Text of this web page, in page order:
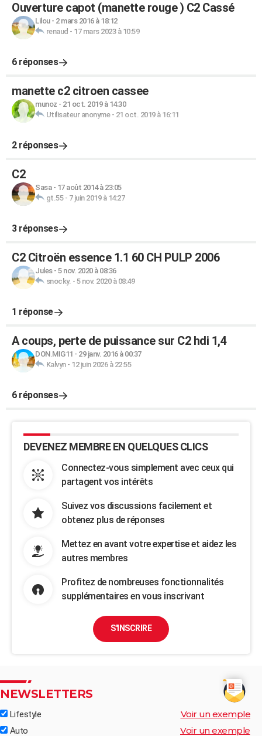
Ouverture capot (manette rouge ) C2 Cassé
Lilou- 2 mars 2016 à 18:12
renaud - 17 mars 2023 à 10:59
6 réponses
manette c2 citroen cassee
munoz - 21 oct. 2019 à 14:30
Utilisateur anonyme- 21 oct. 2019 à 16:11
2 réponses
C2
Sasa- 17 août 2014 à 23:05
gt.55- 7 juin 2019 à 14:27
3 réponses
C2 Citroën essence 1.1 60 CH PULP 2006
Jules- 5 nov. 2020 à 08:36
snocky. - 5 nov. 2020 à 08:49
1 réponse
A coups, perte de puissance sur C2 hdi 1,4
DON.MIG11 - 29 janv. 2016 à 00:37
Kalvyn- 12 juin 2026 à 22:55
6 réponses
DEVENEZ MEMBRE EN QUELQUES CLICS
Connectez-vous simplement avec ceux qui
partagent vos intérêts
Suivez vos discussions facilement et
obtenez plus de réponses
Mettez en avant votre expertise et aidez les
autres membres
Profitez de nombreuses fonctionnalités
supplémentaires en vous inscrivant
S'INSCRIRE
NEWSLETTERS
Lifestyle Voir un exemple
Auto Voir un exemple